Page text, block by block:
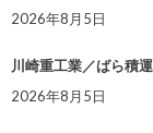
2026年8月5日
川崎重工業／ばら積
2026年8月5日